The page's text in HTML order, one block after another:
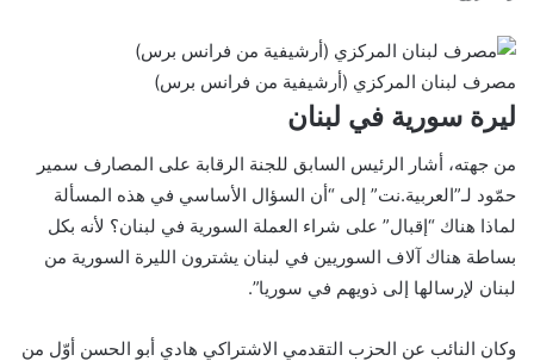
مصرف لبنان المركزي (أرشيفية من فرانس برس)
ليرة سورية في لبنان
من جهته، أشار الرئيس السابق للجنة الرقابة على المصارف سمير
حمّود لـ”العربية.نت” إلى “أن السؤال الأساسي في هذه المسألة
لماذا هناك “إقبال” على شراء العملة السورية في لبنان؟ لأنه بكل
بساطة هناك آلاف السوريين في لبنان يشترون الليرة السورية من
لبنان لإرسالها إلى ذويهم في سوريا”.
وكان النائب عن الحزب التقدمي الاشتراكي هادي أبو الحسن أوّل من